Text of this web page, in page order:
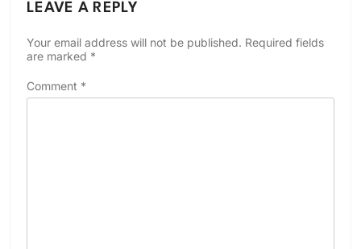
LEAVE A REPLY
Your email address will not be published. Required fields
are marked *
Comment *